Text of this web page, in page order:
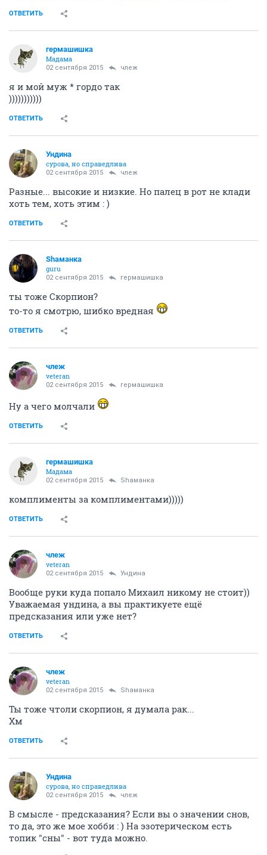
ОТВЕТИТЬ
гермашишка
Мадама
02 сентября 2015 члеж
я и мой муж * гордо так
)))))))))))
ОТВЕТИТЬ
Ундинa
сурова, но справедлива
02 сентября 2015 члеж
Разные... высокие и низкие. Но палец в рот не клади
хоть тем, хоть этим : )
ОТВЕТИТЬ
Shаманка
guru
02 сентября 2015 гермашишка
ты тоже Скорпион?
то-то я смотрю, шибко вредная
ОТВЕТИТЬ
члеж
veteran
02 сентября 2015 гермашишка
Ну а чего молчали
ОТВЕТИТЬ
гермашишка
Мадама
02 сентября 2015 Shаманка
комплименты за комплиментами)))))
ОТВЕТИТЬ
члеж
veteran
02 сентября 2015 Ундинa
Вообще руки куда попало Михаил никому не стоит))
Уважаемая ундина, а вы практикуете ещё
предсказания или уже нет?
ОТВЕТИТЬ
члеж
veteran
02 сентября 2015 Shаманка
Ты тоже чтоли скорпион, я думала рак...
Хм
ОТВЕТИТЬ
Ундинa
сурова, но справедлива
02 сентября 2015 члеж
В смысле - предсказания? Если вы о значении снов,
то да, это же мое хобби : ) На эзотерическом есть
топик "сны" - вот туда можно.